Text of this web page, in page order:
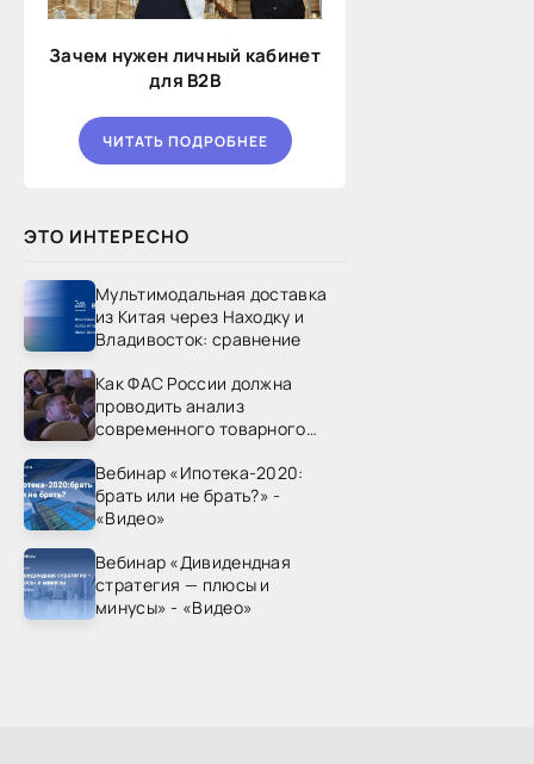
Зачем нужен личный кабинет
для B2B
ЧИТАТЬ ПОДРОБНЕЕ
ЭТО ИНТЕРЕСНО
Мультимодальная доставка
из Китая через Находку и
Владивосток: сравнение
Как ФАС России должна
проводить анализ
современного товарного
России»
Вебинар «Ипотека-2020:
брать или не брать?» -
«Видео»
Вебинар «Дивидендная
стратегия — плюсы и
минусы» - «Видео»